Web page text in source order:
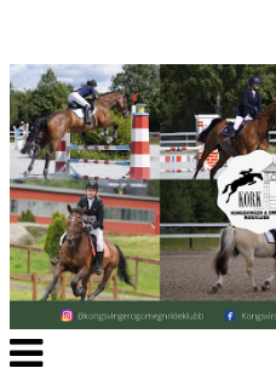
Veksle
navigasjon